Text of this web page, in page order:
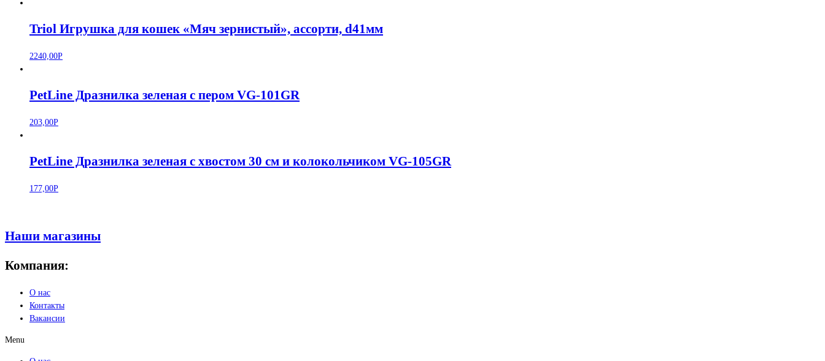
Triol Игрушка для кошек «Мяч зернистый», ассорти, d41мм
2240,00Р
PetLine Дразнилка зеленая с пером VG-101GR
203,00Р
PetLine Дразнилка зеленая с хвостом 30 см и колокольчиком VG-105GR
177,00Р
Наши магазины
Компания:
О нас
Контакты
Вакансии
Menu